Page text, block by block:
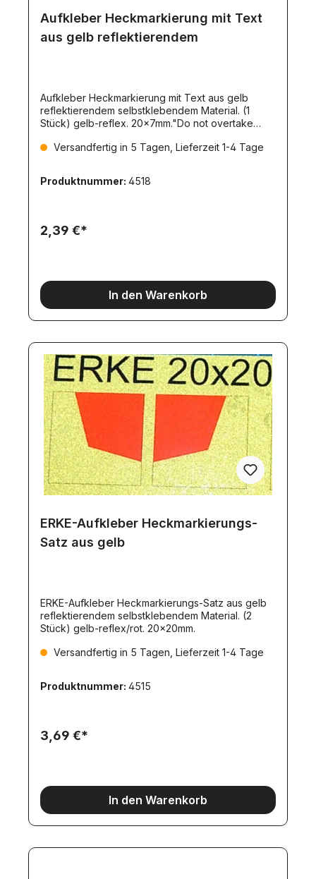
Aufkleber Heckmarkierung mit Text
aus gelb reflektierendem
Aufkleber Heckmarkierung mit Text aus gelb
reflektierendem selbstklebendem Material. (1
Stück) gelb-reflex. 20x7mm."Do not overtake
Versandfertig in 5 Tagen, Lieferzeit 1-4 Tage
Produktnummer: 4518
2,39 €*
In den Warenkorb
ERKE-Aufkleber Heckmarkierungs-
Satz aus gelb
ERKE-Aufkleber Heckmarkierungs-Satz aus gelb
reflektierendem selbstklebendem Material. (2
Stück) gelb-reflex/rot. 20x20mm.
Versandfertig in 5 Tagen, Lieferzeit 1-4 Tage
Produktnummer: 4515
3,69 €*
In den Warenkorb